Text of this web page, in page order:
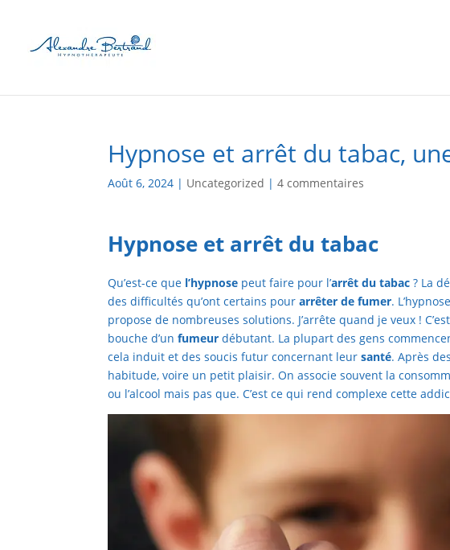
Hypnose et arrêt du tabac,
Août 6, 2024 | Uncategorized |4 commentaires
Hypnose et arrêt du tabac
Qu’est-ce que l’hypnose peut faire pour l’arrêt du tabac ? La
des difficultés qu’ont certains pourarrêter de fumer.
propose de nombreuses solutions. J’arrête quand je veux !
bouche d’unfumeurdébutant. La plupart des gens
cela induit et des soucis futur concernant leursanté. Après
habitude, voire un petit plaisir. On associe souvent la
ou l’alcool mais pas que. C’est ce qui rend complexe cette